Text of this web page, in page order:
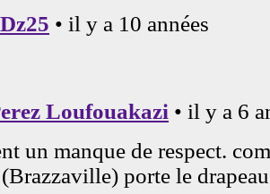
DU NORD
1333
1289
1237
1232